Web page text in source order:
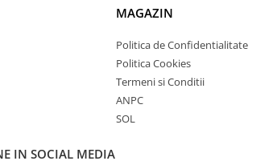
MAGAZIN
Politica de Confidentialitate
Politica Cookies
Termeni si Conditii
ANPC
SOL
IN SOCIAL MEDIA